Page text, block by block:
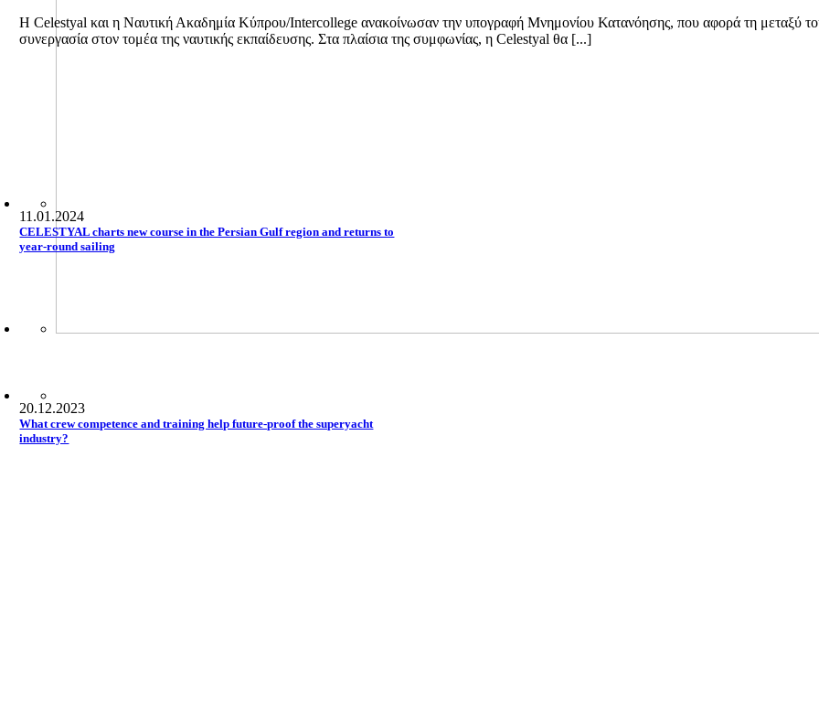
Η Celestyal και η Ναυτική Ακαδημία Κύπρου/Intercollege ανακοίνωσαν την υπογραφή Μνημονίου Κατανόησης, που αφορά τη μεταξύ
συνεργασία στον τομέα της ναυτικής εκπαίδευσης. Στα πλαίσια της συμφωνίας, η Celestyal θα [...]
11.01.2024
CELESTYAL charts new course in the Persian Gulf region and returns to
year-round sailing
20.12.2023
What crew competence and training help future-proof the superyacht
industry?